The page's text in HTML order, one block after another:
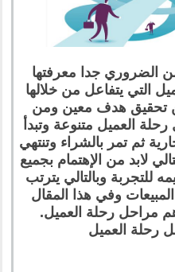
الضروري جدا معرفتها
التي يتفاعل من خلالها
تحقيق هدف معين ومن
العميل متنوعة وتبدأ
ثم تمر بالشراء وتنتهي
لابد من الإهتمام بجميع
للتجربة وبالتالي يترتب
وفي هذا المقال
مراحل رحلة العميل.
رحلة العميل